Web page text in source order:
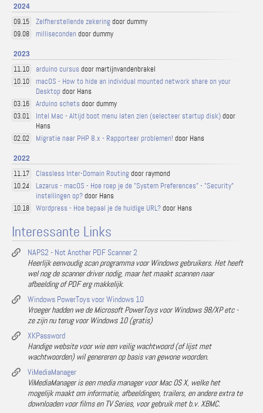
2024
09.15 Zelfherstellende zekeringdoor dummy
09.08 milliseconden door dummy
2023
11.10 arduino cursus door martijnvandenbrakel
10.10
macOS - How to hide an individual mounted network share on your
Desktop door Hans
03.16 Arduino schets door dummy
03.01 Intel Mac - Altijd boot menu laten zien (selecteer startup disk)door
Hans
02.02 Migratie naar PHP 8.x - Rapporteer problemen! door Hans
2022
11.17 Classless Inter-Domain Routingdoor raymond
10.24
Lazarus - macOS - Hoe roep je de "System Preferences" - "Security"
instellingen op?door Hans
10.18 Wordpress - Hoe bepaal je de huidige URL?door Hans
Interessante Links
NAPS2 - Not Another PDF Scanner 2
Heerlijk eenvoudig scan programma voor Windows gebruikers. Het heeft
wel nog de scanner driver nodig, maar het maakt scannen naar
afbeelding of PDF erg makkelijk.
Windows PowerToys voor Windows 10
Vroeger hadden we de Microsoft PowerToys voor Windows 98/XP etc -
ze zijn nu terug voor Windows 10 (gratis)
XKPassword
Handige website voor wie een veilig wachtwoord (of lijst met
wachtwoorden) wil genereren op basis van gewone woorden.
ViMediaManager
ViMediaManager is een media manager voor Mac OS X, welke het
mogelijk maakt om informatie, afbeeldingen, trailers, en andere extra te
downloaden voor films en TV Series, voor gebruik met b.v. XBMC.